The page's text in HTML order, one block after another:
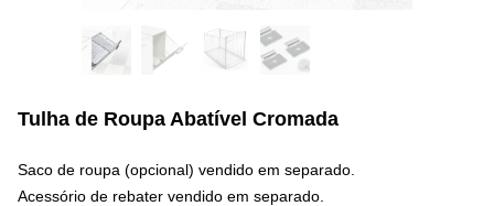
Tulha de Roupa Abatível Cromada
Saco de roupa (opcional) vendido em separado.
Acessório de rebater vendido em separado.